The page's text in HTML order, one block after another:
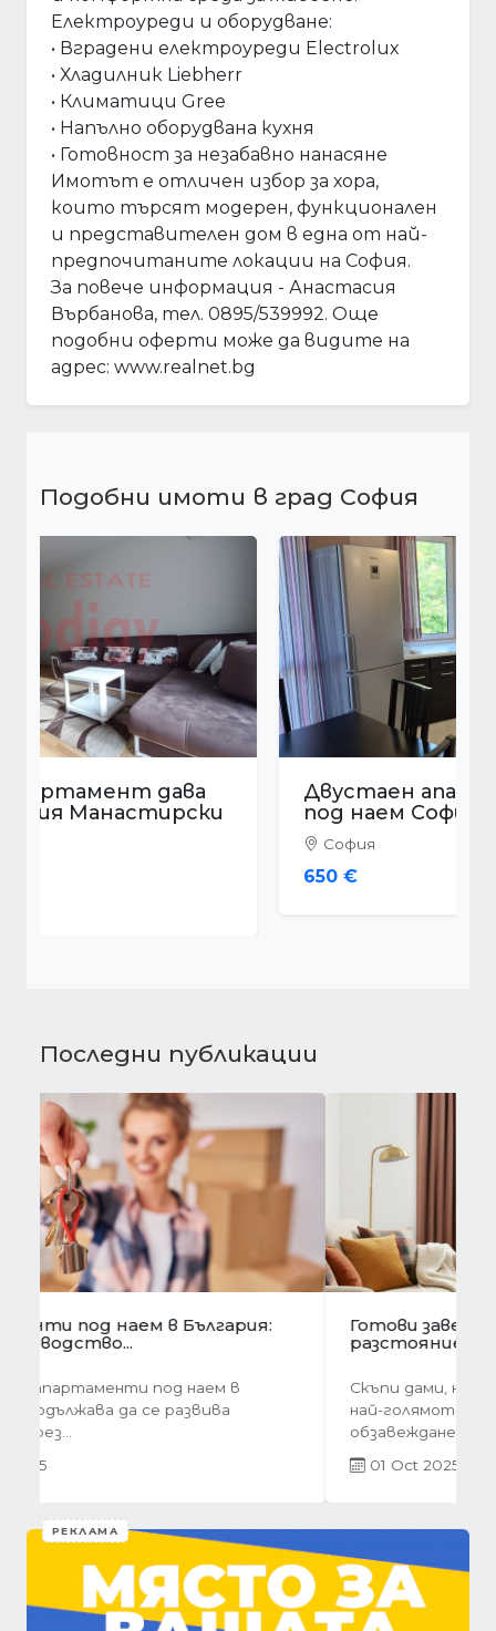
Електроуреди и оборудване:
• Вградени електроуреди Electrolux
• Хладилник Liebherr
• Климатици Gree
• Напълно оборудвана кухня
• Готовност за незабавно нанасяне
Имотът е отличен избор за хора,
които търсят модерен, функционален
и представителен дом в една от най-
предпочитаните локации на София.
За повече информация - Анастасия
Върбанова, тел. 0895/539992. Още
подобни оферти може да видите на
адрес: www.realnet.bg
Подобни имоти в град София
Двустаен апартамент дава
под наем София Младост 4
разстояние
най-голямото предизвикателство в
обзавеждането...
Предишна